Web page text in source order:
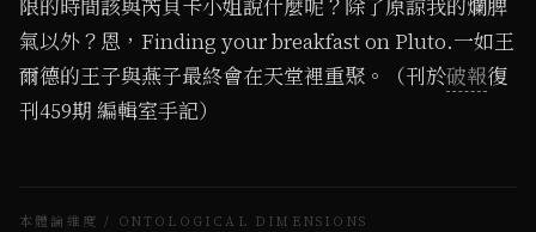
限的時間該與芮貝卡小姐說什麼呢？除了原諒我的爛脾
氣以外？恩，Finding your breakfast on Pluto.一如王
爾德的王子與燕子最終會在天堂裡重聚。（刊於破報復
刊459期 編輯室手記）
本體論維度 / ONTOLOGICAL DIMENSIONS